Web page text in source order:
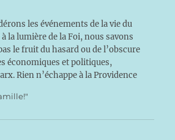
les événements de la vie du
la lumière de la Foi, nous savons
le fruit du hasard ou de l’obscure
économiques et politiques,
Rien n’échappe à la Providence